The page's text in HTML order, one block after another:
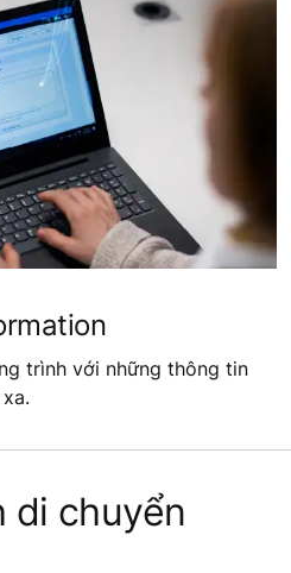
trình với những thông tin
di chuyển